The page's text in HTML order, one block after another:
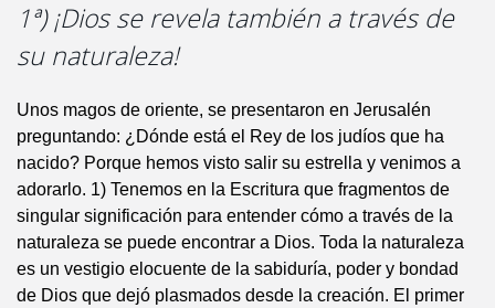
1ª) ¡Dios se revela también a través de
su naturaleza!
Unos magos de oriente, se presentaron en Jerusalén
preguntando: ¿Dónde está el Rey de los judíos que ha
nacido? Porque hemos visto salir su estrella y venimos a
adorarlo. 1) Tenemos en la Escritura que fragmentos de
singular significación para entender cómo a través de la
naturaleza se puede encontrar a Dios. Toda la naturaleza
es un vestigio elocuente de la sabiduría, poder y bondad
de Dios que dejó plasmados desde la creación. El primer